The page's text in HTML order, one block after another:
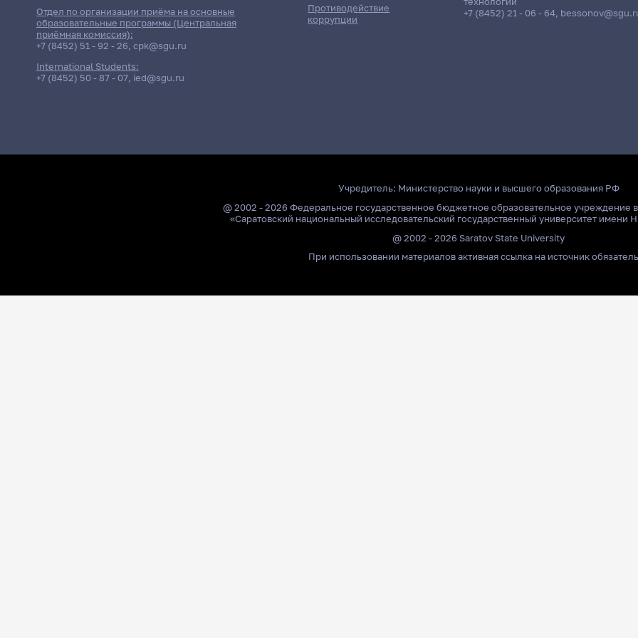
Отдел по организации приёма на основные
образовательные программы (Центральная
приёмная комиссия):
+7 (8452) 51 - 92 - 26, cpk@sgu.ru
International Students:
+7 (8452) 50 - 87 - 07, ied@sgu.ru
Противодействие
коррупции
+7 (8452) 21 - 06 - 64,
Учредитель: Министерство науки и высшего образования РФ
@ 2002 - 2026 Федеральное государственное бюджетное образовательное учреждение
«Саратовский национальный исследовательский государственный университет имени
@ 2002 - 2026 Saratov State University
При использовании материалов активная ссылка на источник